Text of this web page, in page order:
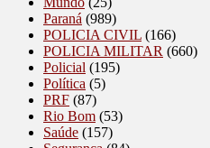
Paraná (989)
POLICIA CIVIL (166)
POLICIA MILITAR (660)
Policial (195)
Política (5)
PRF (87)
Rio Bom (53)
Saúde (157)